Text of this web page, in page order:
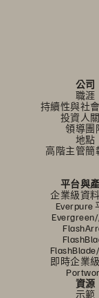
公司
職涯
持續性與社
投資人
領導團
地點
高階主管簡
平台與
企業級資
Everpure
即時企業
資源
示範